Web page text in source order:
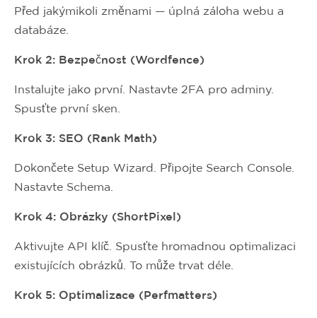
Před jakýmikoli změnami — úplná záloha webu a
databáze.
Krok 2: Bezpečnost (Wordfence)
Instalujte jako první. Nastavte 2FA pro adminy.
Spusťte první sken.
Krok 3: SEO (Rank Math)
Dokončete Setup Wizard. Připojte Search Console.
Nastavte Schema.
Krok 4: Obrázky (ShortPixel)
Aktivujte API klíč. Spusťte hromadnou optimalizaci
existujících obrázků. To může trvat déle.
Krok 5: Optimalizace (Perfmatters)